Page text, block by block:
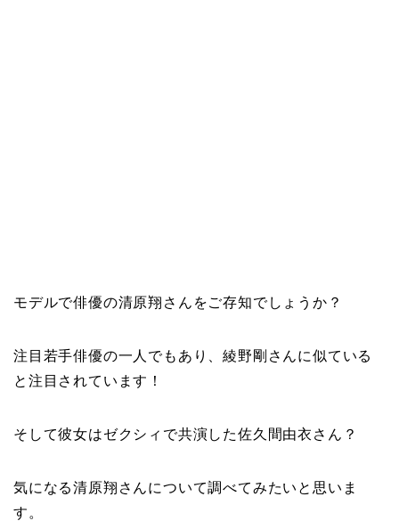
モデルで俳優の清原翔さんをご存知でしょうか？
注目若手俳優の一人でもあり、綾野剛さんに似ている
と注目されています！
そして彼女はゼクシィで共演した佐久間由衣さん？
気になる清原翔さんについて調べてみたいと思いま
す。